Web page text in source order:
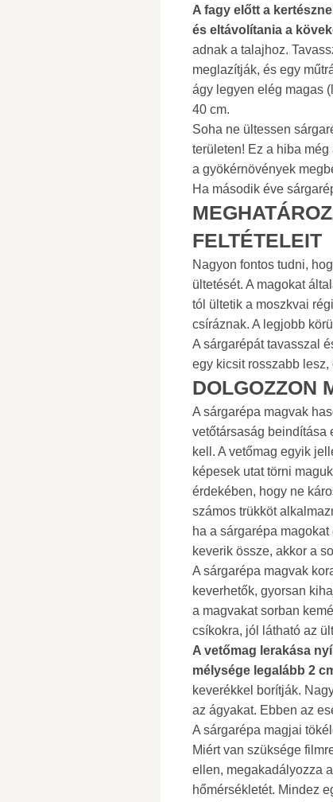
A fagy előtt a
és eltávolítania a
adnak a talajhoz.
meglazítják, és egy
ágy legyen elég magas
40 cm.
Soha ne ültessen
területen! Ez a hiba
a gyökérnövények
Ha második éve
FELTÉTELEIT
Nagyon fontos tudni,
ültetését. A magokat
tól ültetik a moszkvai
csíráznak. A legjobb
A sárgarépát tavasszal
egy kicsit rosszabb
DOLGOZZON
A sárgarépa magvak
vetőtársaság beindítása
kell. A vetőmag egyik
képesek utat törni
érdekében, hogy ne
számos trükköt
ha a sárgarépa
keverik össze, akkor a
A sárgarépa magvak
keverhetők, gyorsan
a magvakat sorban
csíkokra, jól látható az
A vetőmag lerakása
mélysége legalább 2
keverékkel borítják.
az ágyakat. Ebben az
A sárgarépa magjai
Miért van szüksége
ellen, megakadályozza
hőmérsékletét. Mindez